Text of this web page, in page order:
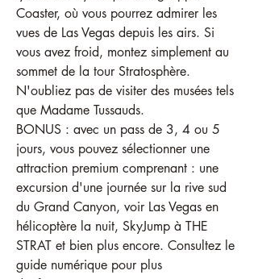
Coaster, où vous pourrez admirer les
vues de Las Vegas depuis les airs. Si
vous avez froid, montez simplement au
sommet de la tour Stratosphère.
N'oubliez pas de visiter des musées tels
que Madame Tussauds.
BONUS : avec un pass de 3, 4 ou 5
jours, vous pouvez sélectionner une
attraction premium comprenant : une
excursion d'une journée sur la rive sud
du Grand Canyon, voir Las Vegas en
hélicoptère la nuit, SkyJump à THE
STRAT et bien plus encore. Consultez le
guide numérique pour plus